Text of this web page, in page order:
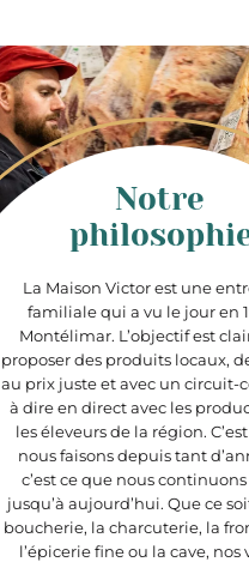
La Maison Victor est une
familiale qui a vu le jour en
Montélimar. L’objectif est
proposer des produits locaux,
au prix juste et avec un circuit-
à dire en direct avec les
les éleveurs de la région.
nous faisons depuis tant
c’est ce que nous
jusqu’à aujourd’hui. Que ce
boucherie, la charcuterie, la
l’épicerie fine ou la cave, nos
Notre